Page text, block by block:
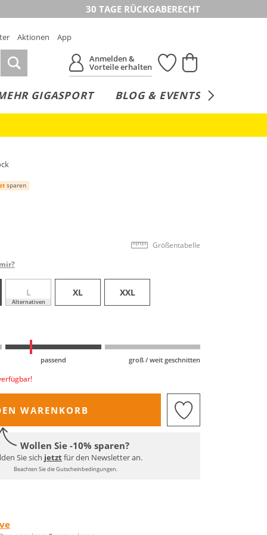
30 TAGE RÜCKGABERECHT
Aktionen
App
Anmelden &
Vorteile erhalten
GIGASPORT BLOG & EVENTS
sparen
Größentabelle
L
Alternativen
XL XXL
passend groß / weit geschnitten
WARENKORB
Wollen Sie -10% sparen?
Sie sich jetztfür den Newsletter an.
Beachten Sie die Gutscheinbedingungen.